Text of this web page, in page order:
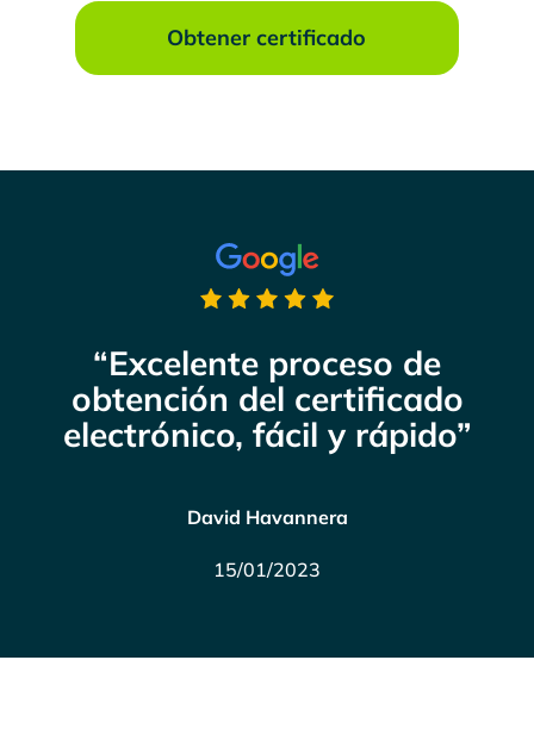
Obtener certificado
“Excelente proceso de
obtención del certificado
electrónico, fácil y rápido”
David Havannera
15/01/2023